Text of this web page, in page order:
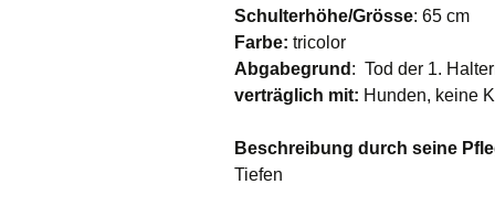
Wellensittiche &
Schulterhöhe/Grösse: 65 cm
Farbe: tricolor
Abgabegrund : Tod der 1.
verträglich mit: Hunden, keine
Beschreibung durch seine
Tiefen